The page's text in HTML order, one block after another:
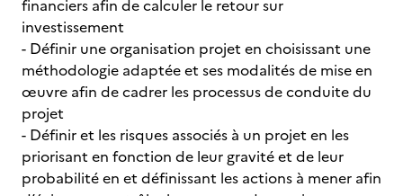
financiers afin de calculer le retour sur
investissement
- Définir une organisation projet en choisissant une
méthodologie adaptée et ses modalités de mise en
œuvre afin de cadrer les processus de conduite du
projet
- Définir et les risques associés à un projet en les
priorisant en fonction de leur gravité et de leur
probabilité en et définissant les actions à mener afin